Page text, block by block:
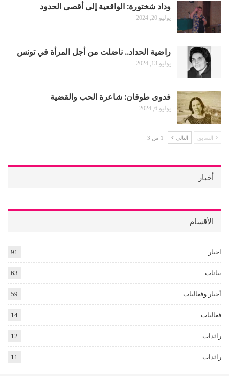
وداد شختورة: الواقعية إلى أقصى الحدود
يوليو 20, 2024
راضية الحداد.. ناضلت من أجل المرأة في تونس
يوليو 13, 2024
فدوى طوقان: شاعرة الحب والقضية
يوليو 6, 2024
السابق التالي 1 من 3
أخبار
الأقسام
اخبار 91
بيانات 63
أخبار وفعاليات 59
فعاليات 14
رائدات 12
رائدات 11